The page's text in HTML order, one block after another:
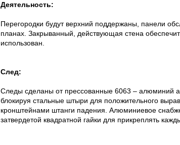
Деятельность:
Перегородки будут верхний поддержаны, панели
планах. Закрыванный, действующая стена
использован.
След:
Следы сделаны от прессованные 6063 – алюминий
блокируя стальные штыри для положительного
кронштейнами штанги падения. Алюминиевое
затвердетой квадратной гайки для прикреплять